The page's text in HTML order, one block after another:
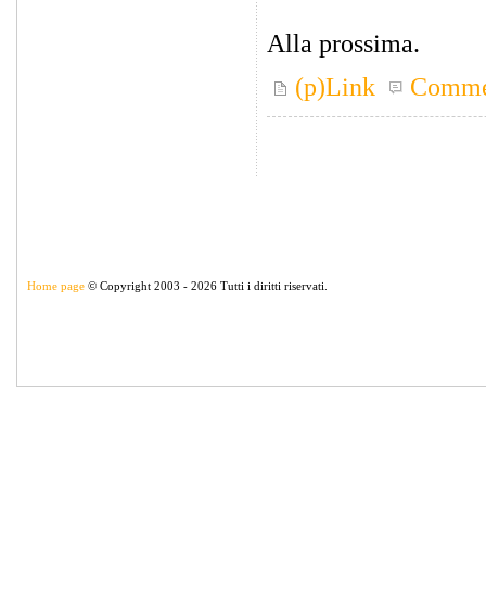
Alla prossima.
(p)Link
Home page © Copyright 2003 - 2026 Tutti i diritti riservati.